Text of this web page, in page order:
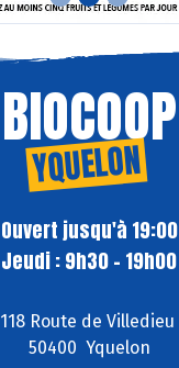
BIOCOOP
YQUELON
Ouvert jusqu'à 19:00
Jeudi : 9h30 - 19h00
118 Route de Villedieu
50400 Yquelon